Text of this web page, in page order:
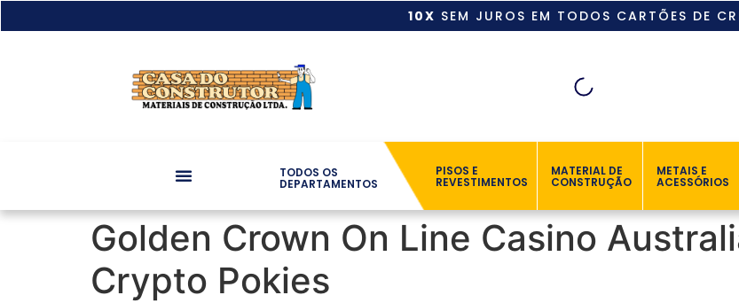
10X SEM JUROS EM TODOS CARTÕES DE
TODOS OS
DEPARTAMENTOS
PISOS E
REVESTIMENTOS
MATERIAL DE
CONSTRUÇÃO
METAIS E
ACESSÓRIOS
Golden Crown On Line Casino
Crypto Pokies